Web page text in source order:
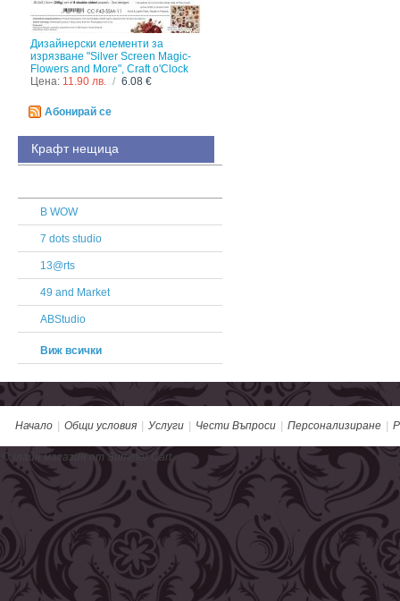
Дизайнерски елементи за
изрязване "Silver Screen Magic-
Flowers and More", Craft o'Clock
Цена: 11.90 лв. / 6.08 €
Абонирай се
Крафт нещица
B WOW
7 dots studio
13@rts
49 and Market
ABStudio
Виж всички
Начало Общи условия Услуги Чести Въпроси Персонализиране
Онлайн магазин от Summer Cart